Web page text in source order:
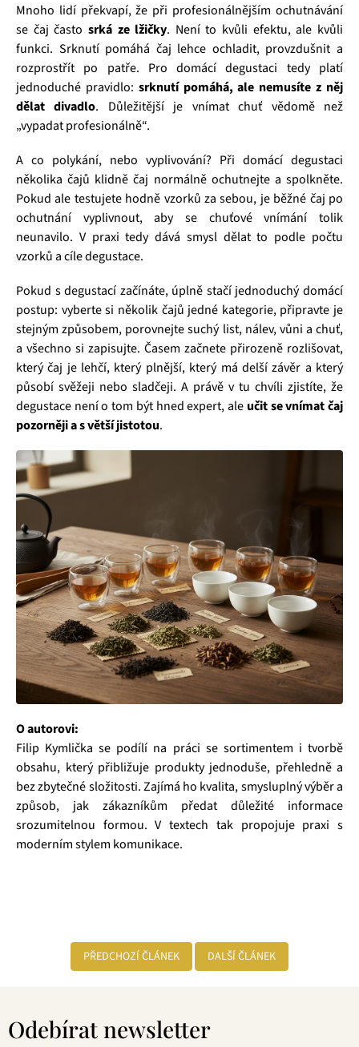
Mnoho lidí překvapí, že při profesionálnějším ochutnávání
se čaj často srká ze lžičky. Není to kvůli efektu, ale kvůli
funkci. Srknutí pomáhá čaj lehce ochladit, provzdušnit a
rozprostřít po patře. Pro domácí degustaci tedy platí
jednoduché pravidlo: srknutí pomáhá, ale nemusíte z něj
dělat divadlo. Důležitější je vnímat chuť vědomě než
„vypadat profesionálně“.
A co polykání, nebo vyplivování? Při domácí degustaci
několika čajů klidně čaj normálně ochutnejte a spolkněte.
Pokud ale testujete hodně vzorků za sebou, je běžné čaj po
ochutnání vyplivnout, aby se chuťové vnímání tolik
neunavilo. V praxi tedy dává smysl dělat to podle počtu
vzorků a cíle degustace.
Pokud s degustací začínáte, úplně stačí jednoduchý domácí
postup: vyberte si několik čajů jedné kategorie, připravte je
stejným způsobem, porovnejte suchý list, nálev, vůni a chuť,
a všechno si zapisujte. Časem začnete přirozeně rozlišovat,
který čaj je lehčí, který plnější, který má delší závěr a který
působí svěžeji nebo sladčeji. A právě v tu chvíli zjistíte, že
degustace není o tom být hned expert, ale učit se vnímat čaj
pozorněji a s větší jistotou.
O autorovi:
Filip Kymlička se podílí na práci se sortimentem i tvorbě
obsahu, který přibližuje produkty jednoduše, přehledně a
bez zbytečné složitosti. Zajímá ho kvalita, smysluplný výběr a
způsob, jak zákazníkům předat důležité informace
srozumitelnou formou. V textech tak propojuje praxi s
moderním stylem komunikace.
PŘEDCHOZÍ ČLÁNEK DALŠÍ ČLÁNEK
Odebírat newsletter